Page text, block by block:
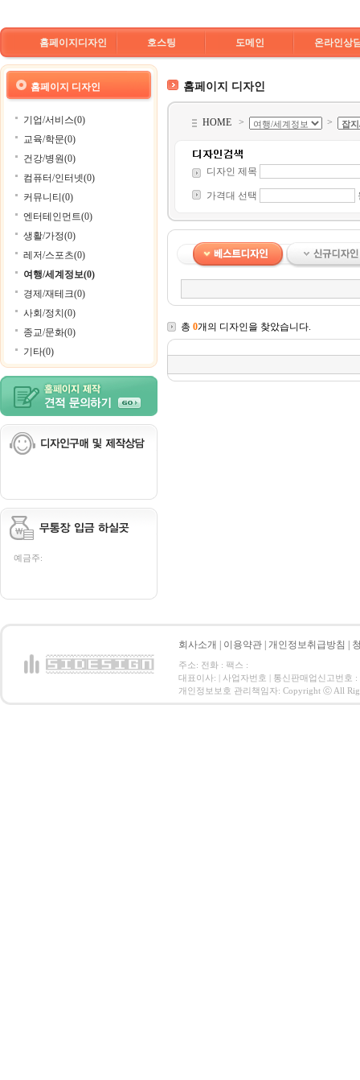
홈페이지디자인 호스팅 도메인 온라인상
홈페이지 디자인
기업/서비스(0)
교육/학문(0)
건강/병원(0)
컴퓨터/인터넷(0)
커뮤니티(0)
엔터테인먼트(0)
생활/가정(0)
레저/스포츠(0)
여행/세계정보(0)
경제/재테크(0)
사회/정치(0)
종교/문화(0)
기타(0)
예금주:
홈페이지 디자인
HOME > >
디자인 제목
가격대 선택
총 0개의 디자인을 찾았습니다.
회사소개 이용약관 개인정보취급방침
주소: 전화 : 팩스 :
대표이사: | 사업자번호 | 통신판매업신고번호 :
개인정보보호 관리책임자: Copyright ⓒ All